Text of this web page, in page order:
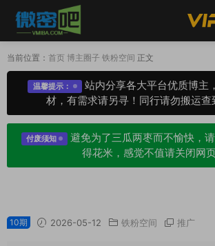
当前位置： 首页 博主圈子 铁粉空间 正文
温馨提示：
站内分享各大平台优质博主
材，有需求请另寻！同行请勿搬运查
付废须知
避免为了三瓜两枣而不愉快，
得花米，感觉不值请关闭网页
10期 2026-05-12 铁粉空间 推广